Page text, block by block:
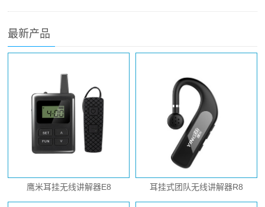
最新产品
鹰米耳挂无线讲解器E8 耳挂式团队无线讲解器R8